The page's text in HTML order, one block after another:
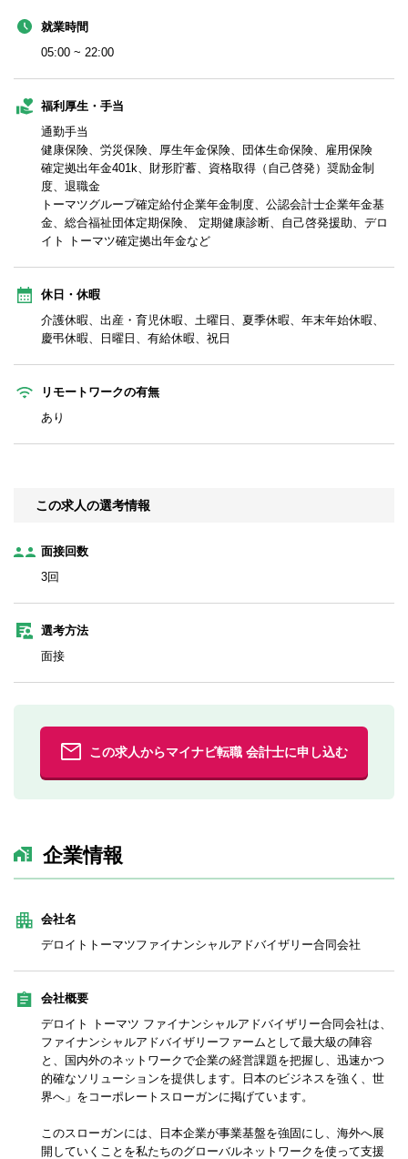
就業時間
05:00 ~ 22:00
福利厚生・手当
通勤手当
健康保険、労災保険、厚生年金保険、団体生命保険、雇用保険
確定拠出年金401k、財形貯蓄、資格取得（自己啓発）奨励金制
度、退職金
トーマツグループ確定給付企業年金制度、公認会計士企業年金基
金、総合福祉団体定期保険、 定期健康診断、自己啓発援助、デロ
イト トーマツ確定拠出年金など
休日・休暇
介護休暇、出産・育児休暇、土曜日、夏季休暇、年末年始休暇、
慶弔休暇、日曜日、有給休暇、祝日
リモートワークの有無
あり
この求人の選考情報
面接回数
3回
選考方法
面接
この求人からマイナビ転職 会計士に申し込む
企業情報
会社名
デロイトトーマツファイナンシャルアドバイザリー合同会社
会社概要
デロイト トーマツ ファイナンシャルアドバイザリー合同会社は、
ファイナンシャルアドバイザリーファームとして最大級の陣容
と、国内外のネットワークで企業の経営課題を把握し、迅速かつ
的確なソリューションを提供します。日本のビジネスを強く、世
界へ」をコーポレートスローガンに掲げています。
このスローガンには、日本企業が事業基盤を強固にし、海外へ展
開していくことを私たちのグローバルネットワークを使って支援